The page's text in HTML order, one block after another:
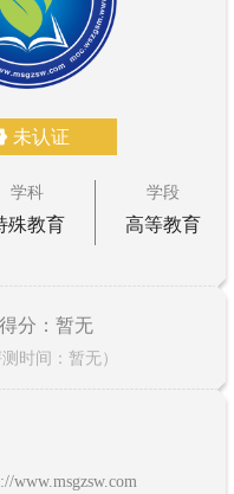
未认证
学科
殊教育
学段
高等教育
分：暂无
测时间：暂无）
www.msgzsw.com